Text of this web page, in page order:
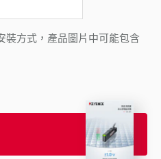
裝方式，產品圖片中可能包含